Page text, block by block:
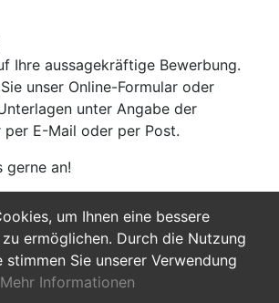
um Ihnen eine bessere
ermöglichen. Durch die Nutzung
stimmen Sie unserer Verwendung
Mehr Informationen
Ihre aussagekräftige Bewerbung.
unser Online-Formular oder
unter Angabe der
per E-Mail oder per Post.
gerne an!
Jetzt Bewerben